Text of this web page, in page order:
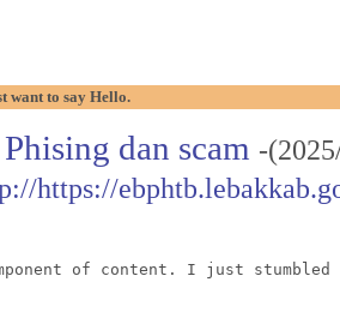
want to say Hello.
Phising dan scam -
https://
of content. I just